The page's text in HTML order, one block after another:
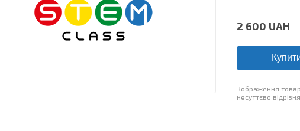
2 600 UAH
Зображення
несуттєво